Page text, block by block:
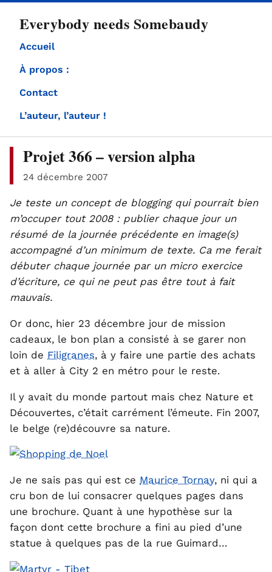
Everybody needs Somebaudy
Accueil
À propos :
Contact
L’auteur, l’auteur !
Projet 366 – version alpha
24 décembre 2007
Je teste un concept de blogging qui pourrait bien
m’occuper tout 2008 : publier chaque jour un
résumé de la journée précédente en image(s)
accompagné d’un minimum de texte. Ca me ferait
débuter chaque journée par un micro exercice
d’écriture, ce qui ne peut pas être tout à fait
mauvais.
Or donc, hier 23 décembre jour de mission
cadeaux, le bon plan a consisté à se garer non
loin de Filigranes, à y faire une partie des achats
et à aller à City 2 en métro pour le reste.
Il y avait du monde partout mais chez Nature et
Découvertes, c’était carrément l’émeute. Fin 2007,
le belge (re)découvre sa nature.
Je ne sais pas qui est ce Maurice Tornay, ni qui a
cru bon de lui consacrer quelques pages dans
une brochure. Quant à une hypothèse sur la
façon dont cette brochure a fini au pied d’une
statue à quelques pas de la rue Guimard…